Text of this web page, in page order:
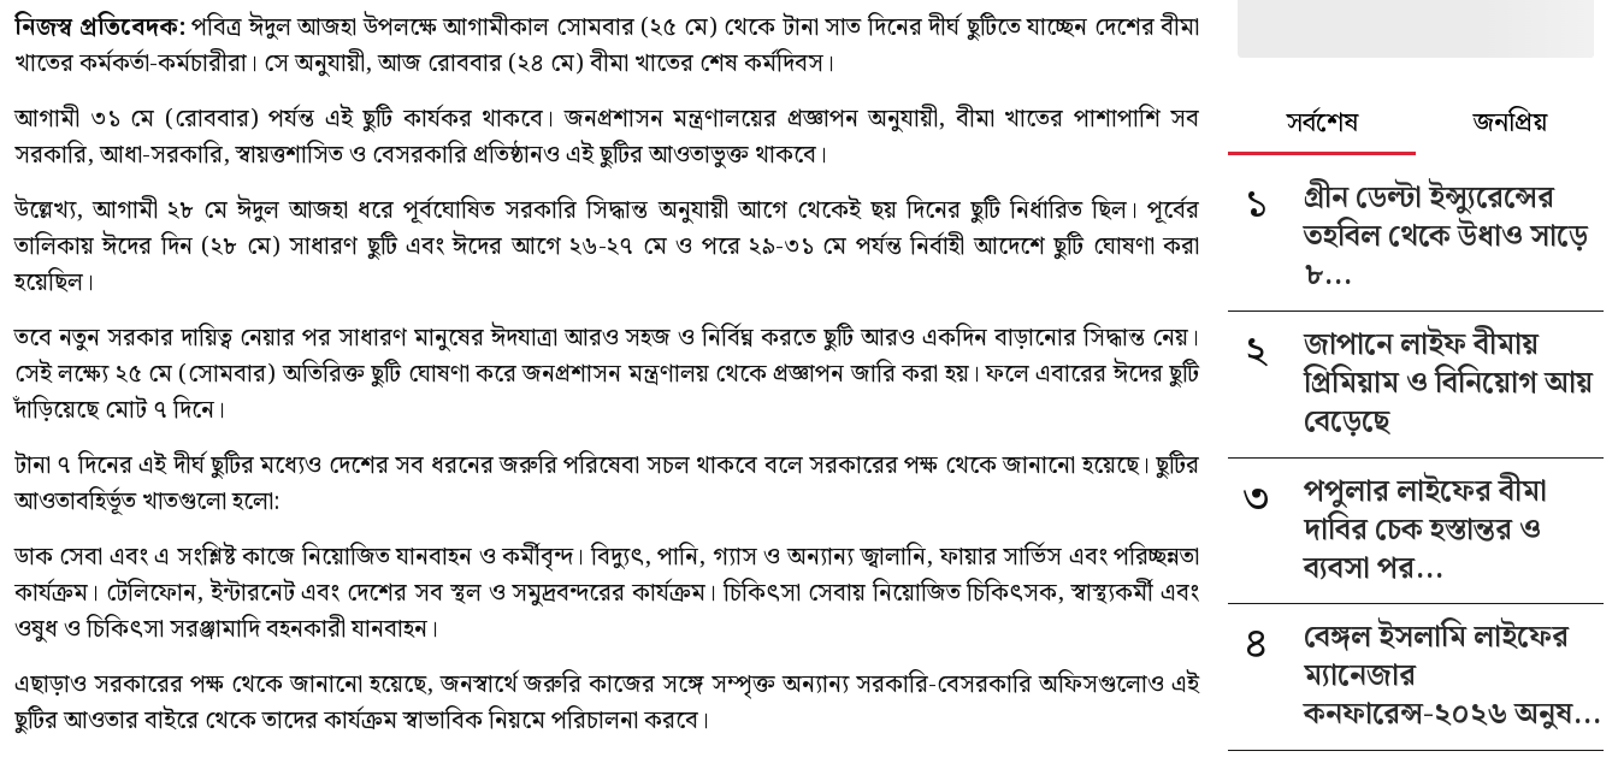
নিজস্ব প্রতিবেদক:পবিত্র ঈদুল আজহা উপলক্ষে আগামীকাল সোমবার (২৫ মে) থেকে টানা সাত দিনের দীর্ঘ ছুটিতে যাচ্ছেন দেশের বীমা
খাতের কর্মকর্তা-কর্মচারীরা। সে অনুযায়ী, আজ রোববার (২৪ মে) বীমা খাতের শেষ কর্মদিবস।
আগামী ৩১ মে (রোববার) পর্যন্ত এই ছুটি কার্যকর থাকবে। জনপ্রশাসন মন্ত্রণালয়ের প্রজ্ঞাপন অনুযায়ী, বীমা খাতের পাশাপাশি সব
সরকারি, আধা-সরকারি, স্বায়ত্তশাসিত ও বেসরকারি প্রতিষ্ঠানও এই ছুটির আওতাভুক্ত থাকবে।
উল্লেখ্য, আগামী ২৮ মে ঈদুল আজহা ধরে পূর্বঘোষিত সরকারি সিদ্ধান্ত অনুযায়ী আগে থেকেই ছয় দিনের ছুটি নির্ধারিত ছিল। পূর্বের
তালিকায় ঈদের দিন (২৮ মে) সাধারণ ছুটি এবং ঈদের আগে ২৬-২৭ মে ও পরে ২৯-৩১ মে পর্যন্ত নির্বাহী আদেশে ছুটি ঘোষণা করা
হয়েছিল।
তবে নতুন সরকার দায়িত্ব নেয়ার পর সাধারণ মানুষের ঈদযাত্রা আরও সহজ ও নির্বিঘ্ন করতে ছুটি আরও একদিন বাড়ানোর সিদ্ধান্ত নেয়।
সেই লক্ষ্যে ২৫ মে (সোমবার) অতিরিক্ত ছুটি ঘোষণা করে জনপ্রশাসন মন্ত্রণালয় থেকে প্রজ্ঞাপন জারি করা হয়। ফলে এবারের ঈদের ছুটি
দাঁড়িয়েছে মোট ৭ দিনে।
টানা ৭ দিনের এই দীর্ঘ ছুটির মধ্যেও দেশের সব ধরনের জরুরি পরিষেবা সচল থাকবে বলে সরকারের পক্ষ থেকে জানানো হয়েছে। ছুটির
আওতাবহির্ভূত খাতগুলো হলো:
ডাক সেবা এবং এ সংশ্লিষ্ট কাজে নিয়োজিত যানবাহন ও কর্মীবৃন্দ। বিদ্যুৎ, পানি, গ্যাস ও অন্যান্য জ্বালানি, ফায়ার সার্ভিস এবং পরিচ্ছন্নতা
কার্যক্রম। টেলিফোন, ইন্টারনেট এবং দেশের সব স্থল ও সমুদ্রবন্দরের কার্যক্রম। চিকিৎসা সেবায় নিয়োজিত চিকিৎসক, স্বাস্থ্যকর্মী এবং
ওষুধ ও চিকিৎসা সরঞ্জামাদি বহনকারী যানবাহন।
এছাড়াও সরকারের পক্ষ থেকে জানানো হয়েছে, জনস্বার্থে জরুরি কাজের সঙ্গে সম্পৃক্ত অন্যান্য সরকারি-বেসরকারি অফিসগুলোও এই
ছুটির আওতার বাইরে থেকে তাদের কার্যক্রম স্বাভাবিক নিয়মে পরিচালনা করবে।
সর্বশেষ জনপ্রিয়
১
গ্রীন ডেল্টা ইন্স্যুরেন্সের
তহবিল থেকে উধাও সাড়ে
৮...
২
জাপানে লাইফ বীমায়
প্রিমিয়াম ও বিনিয়োগ আয়
বেড়েছে
৩
পপুলার লাইফের বীমা
দাবির চেক হস্তান্তর ও
ব্যবসা পর...
৪
বেঙ্গল ইসলামি লাইফের
ম্যানেজার
কনফারেন্স-২০২৬ অনুষ...